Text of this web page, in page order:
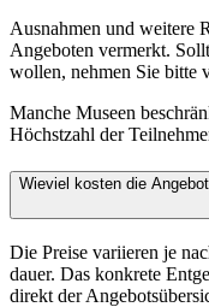
Ausnahmen und weitere
Angeboten vermerkt.
wollen, nehmen Sie bitte
Manche Museen
Höchstzahl der
Wieviel kosten die
Die Preise variieren je
dauer. Das konkrete
direkt der